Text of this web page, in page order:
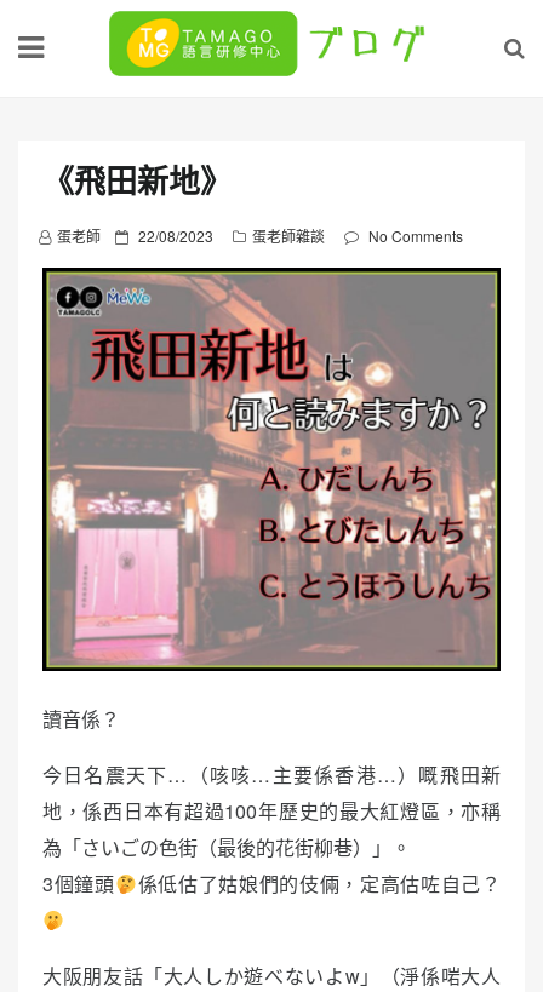
《飛田新地》
蛋老師
P
o
s
e
d
22/08/2023 蛋老師雜談 No Comments
讀音係？
今日名震天下…（咳咳…主要係香港…）嘅飛田新
地，係西日本有超過100年歷史的最大紅燈區，亦稱
為「さいごの色街（最後的花街柳巷）」。
3個鐘頭
係低估了姑娘們的伎倆，定高估咗自己？
大阪朋友話「大人しか遊べないよw」（淨係啱大人